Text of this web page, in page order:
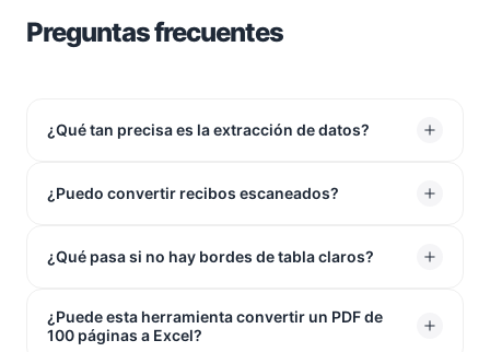
Preguntas frecuentes
¿Qué tan precisa es la extracción de datos?
Es súper precisa. Incluso si tus tablas no tienen líneas
puede leerlas perfectamente y poner cada número en
¿Puedo convertir recibos escaneados?
Sí, podemos extraer datos de documentos PDF
¿Qué pasa si no hay bordes de tabla claros?
No te preocupes. Nuestro conversor de documentos
PDF a Excel observa cómo están espaciados el texto y
¿Puede esta herramienta convertir un PDF de
100 páginas a Excel?